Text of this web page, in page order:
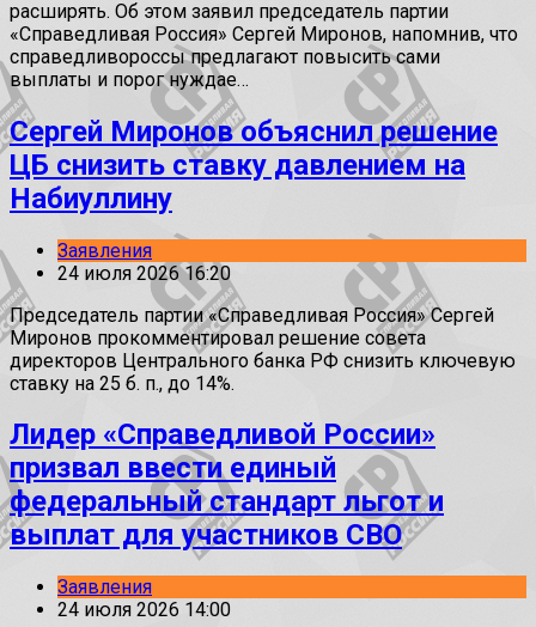
расширять. Об этом заявил председатель партии
«Справедливая Россия» Сергей Миронов, напомнив, что
справедливороссы предлагают повысить сами
выплаты и порог нуждае…
Сергей Миронов объяснил решение
ЦБ снизить ставку давлением на
Набиуллину
Заявления
24 июля 2026 16:20
Председатель партии «Справедливая Россия» Сергей
Миронов прокомментировал решение совета
директоров Центрального банка РФ снизить ключевую
ставку на 25 б. п., до 14%.
Лидер «Справедливой России»
призвал ввести единый
федеральный стандарт льгот и
выплат для участников СВО
Заявления
24 июля 2026 14:00